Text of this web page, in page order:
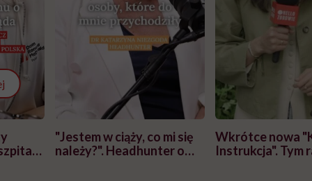
"Jestem w ciąży, co mi się
należy?". Headhunter o
Wkrótce nowa
Instrukcja". Tym